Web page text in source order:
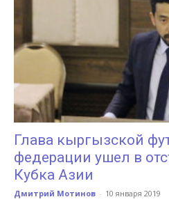
Глава кыргызской
федерации ушел в
Кубка Азии
Дмитрий Мотинов - 10 января 2019